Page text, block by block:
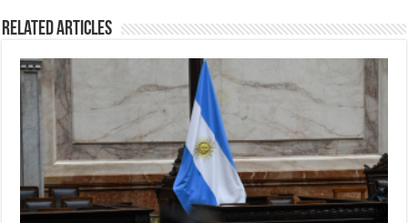
Related Articles